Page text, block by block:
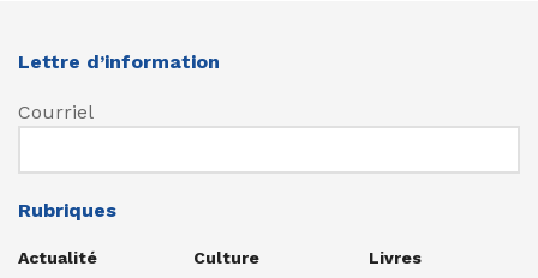
Lettre d’information
Courriel
Rubriques
Actualité
Culture
Livres